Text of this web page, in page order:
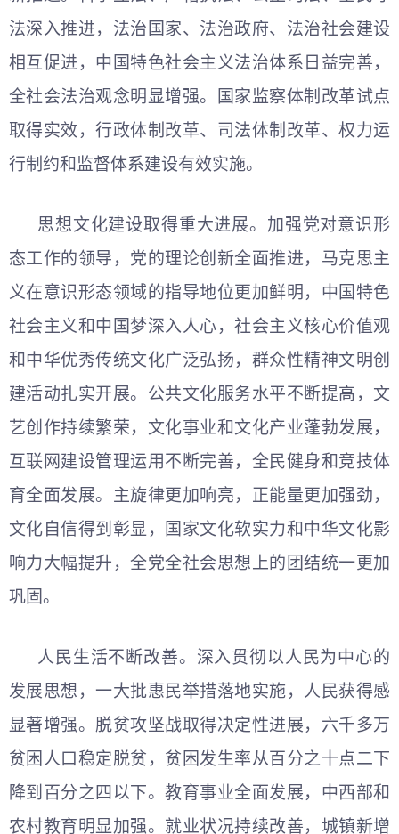
法深入推进，法治国家、法治政府、法治社会建设
相互促进，中国特色社会主义法治体系日益完善，
全社会法治观念明显增强。国家监察体制改革试点
取得实效，行政体制改革、司法体制改革、权力运
行制约和监督体系建设有效实施。
思想文化建设取得重大进展。加强党对意识形
态工作的领导，党的理论创新全面推进，马克思主
义在意识形态领域的指导地位更加鲜明，中国特色
社会主义和中国梦深入人心，社会主义核心价值观
和中华优秀传统文化广泛弘扬，群众性精神文明创
建活动扎实开展。公共文化服务水平不断提高，文
艺创作持续繁荣，文化事业和文化产业蓬勃发展，
互联网建设管理运用不断完善，全民健身和竞技体
育全面发展。主旋律更加响亮，正能量更加强劲，
文化自信得到彰显，国家文化软实力和中华文化影
响力大幅提升，全党全社会思想上的团结统一更加
巩固。
人民生活不断改善。深入贯彻以人民为中心的
发展思想，一大批惠民举措落地实施，人民获得感
显著增强。脱贫攻坚战取得决定性进展，六千多万
贫困人口稳定脱贫，贫困发生率从百分之十点二下
降到百分之四以下。教育事业全面发展，中西部和
农村教育明显加强。就业状况持续改善，城镇新增